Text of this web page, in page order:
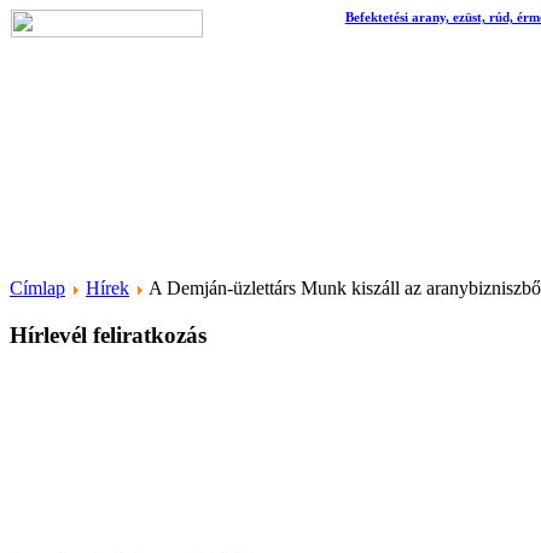
Befektetési arany, ezüst, rúd,
Címlap Hírek A Demján-üzlettárs Munk kiszáll az
Hírlevél feliratkozás